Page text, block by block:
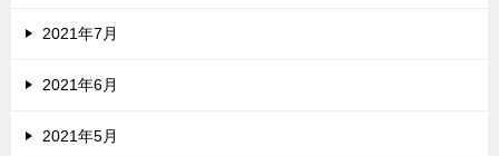
2021年7月
2021年6月
2021年5月